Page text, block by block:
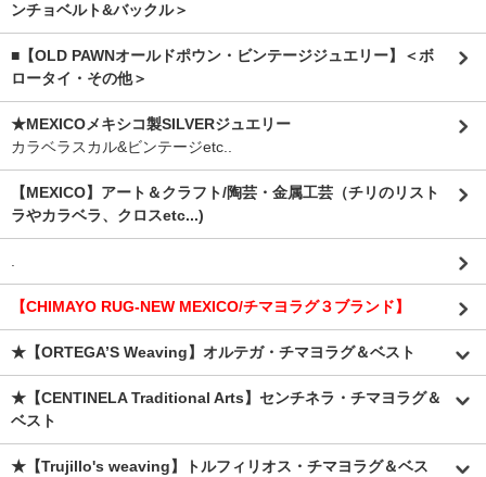
ンチョベルト&バックル＞
■【OLD PAWNオールドポウン・ビンテージジュエリー】＜ボ
ロータイ・その他＞
★MEXICOメキシコ製SILVERジュエリー
カラベラスカル&ビンテージetc..
【MEXICO】アート＆クラフト/陶芸・金属工芸（チリのリスト
ラやカラベラ、クロスetc...)
.
【CHIMAYO RUG-NEW MEXICO/チマヨラグ３ブランド】
★【ORTEGA’S Weaving】オルテガ・チマヨラグ＆ベスト
★【CENTINELA Traditional Arts】センチネラ・チマヨラグ＆
ベスト
★【Trujillo's weaving】トルフィリオス・チマヨラグ＆ベス